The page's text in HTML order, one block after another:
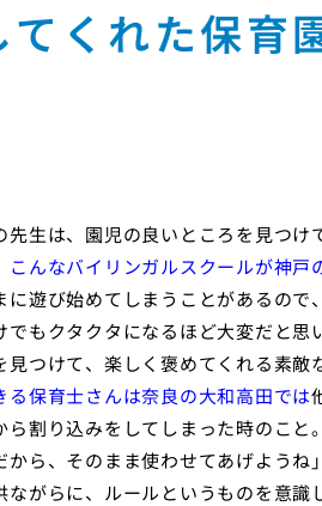
くれた保育
生は、園児の良いところを見つけ
こんなバイリンガルスクールが神戸
に遊び始めてしまうことがあるので
でもクタクタになるほど大変だと思
つけて、楽しく褒めてくれる素敵
る保育士さんは奈良の大和高田では
ら割り込みをしてしまった時のこと
から、そのまま使わせてあげようね
ながらに、ルールというものを意識